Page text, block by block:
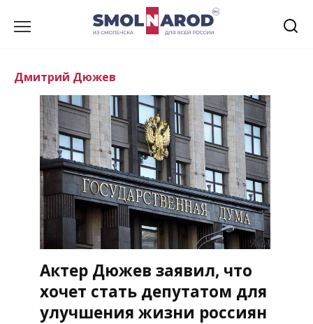
Дмитрий Дюжев
Актер Дюжев заявил, что
хочет стать депутатом для
улучшения жизни россиян